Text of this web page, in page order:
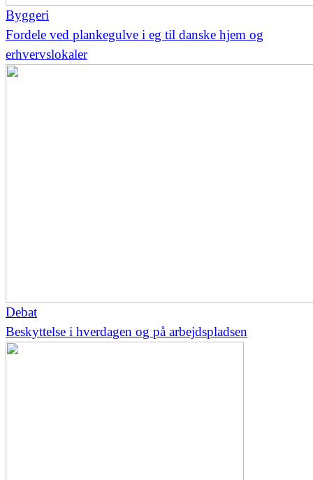
Byggeri
Fordele ved plankegulve i eg til danske hjem og
erhvervslokaler
Debat
Beskyttelse i hverdagen og på arbejdspladsen